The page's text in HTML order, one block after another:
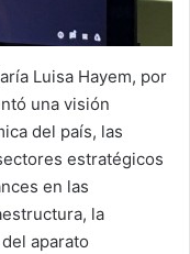
Luisa Hayem, por
una visión
del país, las
estratégicos
en las
la
aparato